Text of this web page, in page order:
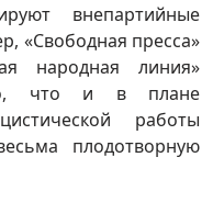
внепартийные
«Свободная пресса»
народная линия»
что и в плане
работы
плодотворную